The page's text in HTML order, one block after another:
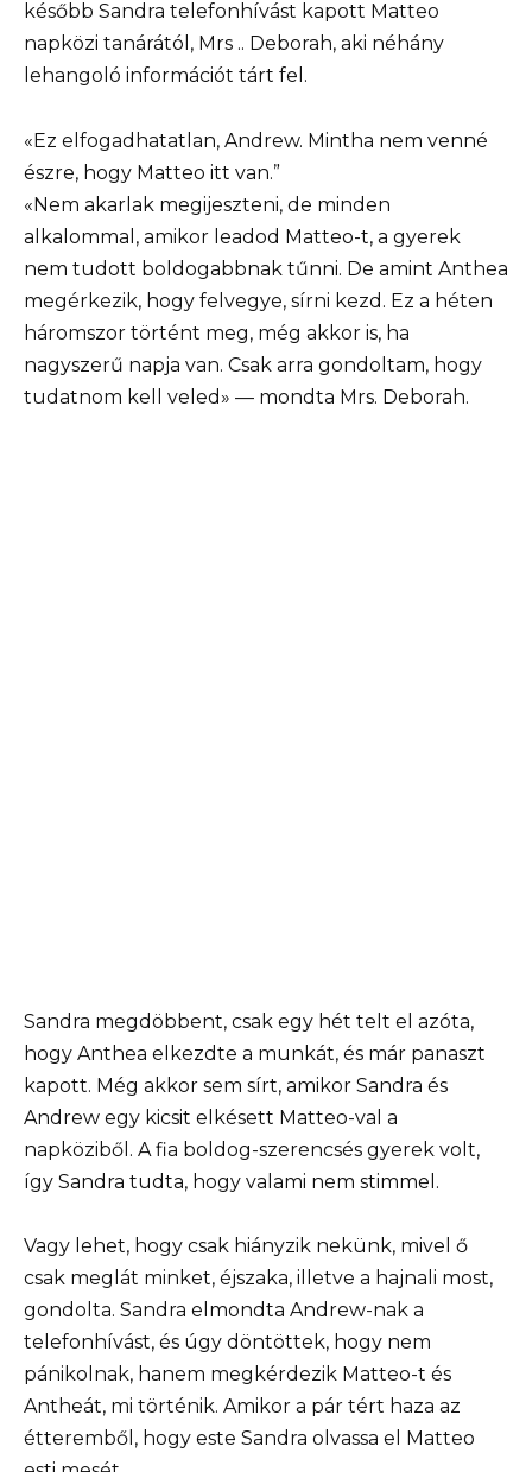
később Sandra telefonhívást kapott Matteo
napközi tanárától, Mrs .. Deborah, aki néhány
lehangoló információt tárt fel.
«Ez elfogadhatatlan, Andrew. Mintha nem venné
észre, hogy Matteo itt van.”
«Nem akarlak megijeszteni, de minden
alkalommal, amikor leadod Matteo-t, a gyerek
nem tudott boldogabbnak tűnni. De amint Anthea
megérkezik, hogy felvegye, sírni kezd. Ez a héten
háromszor történt meg, még akkor is, ha
nagyszerű napja van. Csak arra gondoltam, hogy
tudatnom kell veled» — mondta Mrs. Deborah.
Sandra megdöbbent, csak egy hét telt el azóta,
hogy Anthea elkezdte a munkát, és már panaszt
kapott. Még akkor sem sírt, amikor Sandra és
Andrew egy kicsit elkésett Matteo-val a
napköziből. A fia boldog-szerencsés gyerek volt,
így Sandra tudta, hogy valami nem stimmel.
Vagy lehet, hogy csak hiányzik nekünk, mivel ő
csak meglát minket, éjszaka, illetve a hajnali most,
gondolta. Sandra elmondta Andrew-nak a
telefonhívást, és úgy döntöttek, hogy nem
pánikolnak, hanem megkérdezik Matteo-t és
Antheát, mi történik. Amikor a pár tért haza az
étteremből, hogy este Sandra olvassa el Matteo